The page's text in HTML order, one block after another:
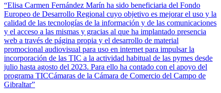
“Elisa Carmen Fernández Marín ha sido beneficiaria del Fondo
Europeo de Desarrollo Regional cuyo objetivo es mejorar el uso y la
calidad de las tecnologías de la información y de las comunicaciones
y el acceso a las mismas y gracias al que ha implantado presencia
web a través de página propia y el desarrollo de material
promocional audiovisual para uso en internet para impulsar la
incorporación de las TIC a la actividad habitual de las pymes desde
julio hasta agosto del 2023. Para ello ha contado con el apoyo del
programa TICCámaras de la Cámara de Comercio del Campo de
Gibraltar”